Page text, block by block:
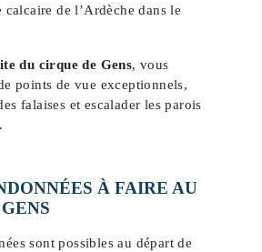
de l’Ardèche dans le
du cirque de Gens, vous
points de vue exceptionnels,
falaises et escalader les parois
À FAIRE AU
sont possibles au départ de